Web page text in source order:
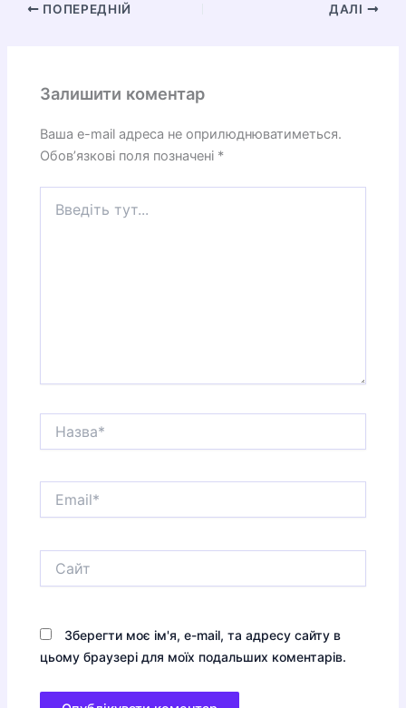
ПОПЕРЕДНІЙ ДАЛІ
Залишити коментар
Ваша e-mail адреса не оприлюднюватиметься.
Обов’язкові поля позначені *
тут...
Зберегти моє ім'я, e-mail, та адресу сайту в
цьому браузері для моїх подальших коментарів.